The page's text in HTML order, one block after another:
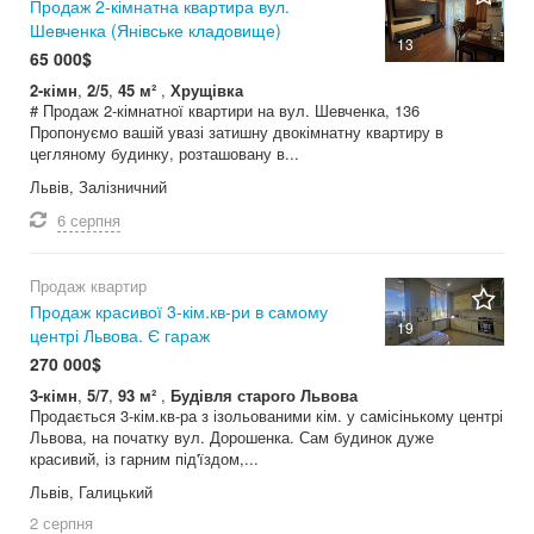
13
Продаж 2-кімнатна квартира вул.
Шевченка (Янівське кладовище)
65 000$
2-кімн, 2/5, 45 м² , Хрущівка
# Продаж 2-кімнатної квартири на вул. Шевченка, 136
Пропонуємо вашій увазі затишну двокімнатну квартиру в
цегляному будинку, розташовану в...
Львів, Залізничний
6 серпня
19
Продаж квартир
Продаж красивої 3-кім.кв-ри в самому
центрі Львова. Є гараж
270 000$
3-кімн, 5/7, 93 м² , Будівля старого Львова
Продається 3-кім.кв-ра з ізольованими кім. у самісінькому центрі
Львова, на початку вул. Дорошенка. Сам будинок дуже
красивий, із гарним під'їздом,...
Львів, Галицький
2 серпня